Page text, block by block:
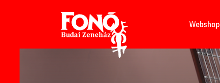
Tovább a tartalomhoz
Webshop